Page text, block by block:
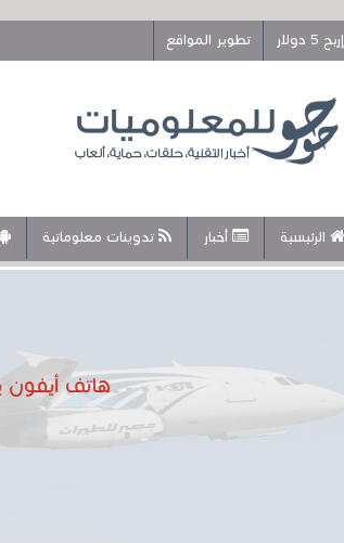
إربح 5 دولار
تطوير المواقع
الرئيسية أخبار تدوينات معلوماتية
هاتف